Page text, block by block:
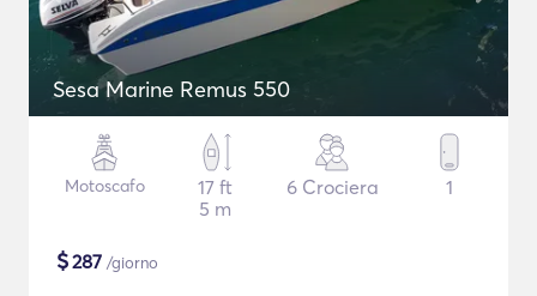
Sesa Marine Remus 550
Motoscafo
17 ft
5 m
6 Crociera 1
$287 /giorno